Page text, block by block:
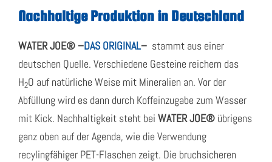
Nachhaltige Produktion in Deutschland
WATER JOE® –DAS ORIGINAL– stammt aus einer
deutschen Quelle. Verschiedene Gesteine reichern das
H2O auf natürliche Weise mit Mineralien an. Vor der
Abfüllung wird es dann durch Koffeinzugabe zum Wasser
mit Kick. Nachhaltigkeit steht bei WATER JOE® übrigens
ganz oben auf der Agenda, wie die Verwendung
recylingfähiger PET-Flaschen zeigt. Die bruchsicheren